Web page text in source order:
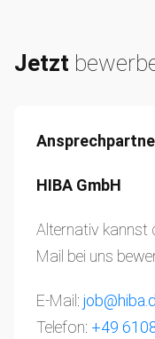
Jetzt
HIBA GmbH
Alternativ kannst
Mail bei uns
E-Mail:
Telefon: +49